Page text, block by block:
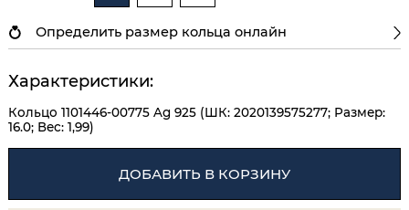
Определить размер кольца онлайн
Характеристики:
Кольцо 1101446-00775 Ag 925 (ШК: 2020139575277; Размер:
16.0; Вес: 1,99)
ДОБАВИТЬ В КОРЗИНУ